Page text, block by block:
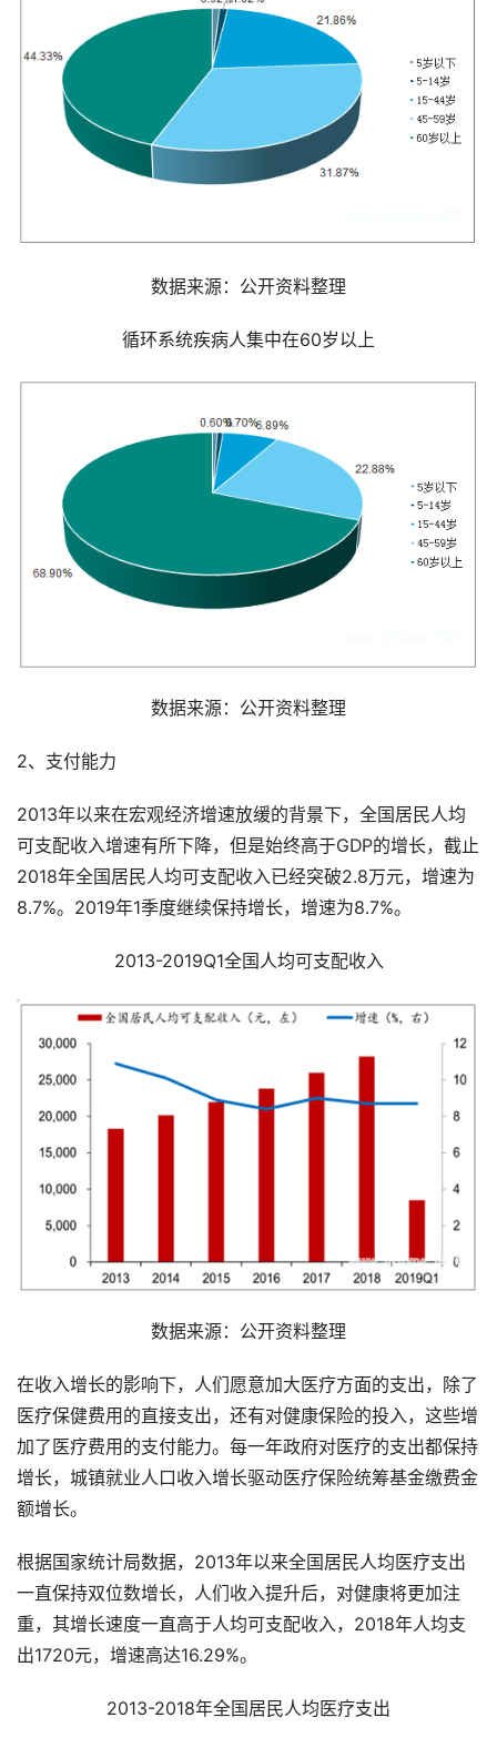
数据来源：公开资料整理
循环系统疾病人集中在60岁以上
数据来源：公开资料整理
2、支付能力
2013年以来在宏观经济增速放缓的背景下，全国居民人均
可支配收入增速有所下降，但是始终高于GDP的增长，截止
2018年全国居民人均可支配收入已经突破2.8万元，增速为
8.7%。2019年1季度继续保持增长，增速为8.7%。
2013-2019Q1全国人均可支配收入
数据来源：公开资料整理
在收入增长的影响下，人们愿意加大医疗方面的支出，除了
医疗保健费用的直接支出，还有对健康保险的投入，这些增
加了医疗费用的支付能力。每一年政府对医疗的支出都保持
增长，城镇就业人口收入增长驱动医疗保险统筹基金缴费金
额增长。
根据国家统计局数据，2013年以来全国居民人均医疗支出
一直保持双位数增长，人们收入提升后，对健康将更加注
重，其增长速度一直高于人均可支配收入，2018年人均支
出1720元，增速高达16.29%。
2013-2018年全国居民人均医疗支出